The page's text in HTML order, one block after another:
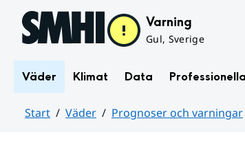
Hoppa till sidans innehåll Varning
Gul, Sverige
Väder Klimat Data
Start Väder Prognoser och varningar
varningar